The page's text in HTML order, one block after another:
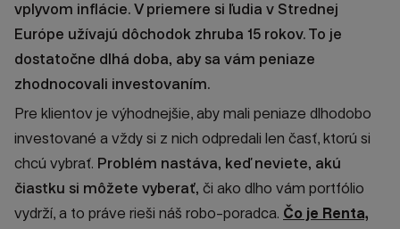
vplyvom inflácie. V priemere si ľudia v Strednej
Európe užívajú dôchodok zhruba 15 rokov. To je
dostatočne dlhá doba, aby sa vám peniaze
zhodnocovali investovaním.
Pre klientov je výhodnejšie, aby mali peniaze dlhodobo
investované a vždy si z nich odpredali len časť, ktorú si
chcú vybrať. Problém nastáva, keď neviete, akú
čiastku si môžete vyberať, či ako dlho vám portfólio
vydrží, a to práve rieši náš robo-poradca. Čo je Renta,